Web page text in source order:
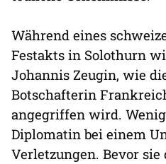
Während eines
Festakts in Solothurn
Johannis Zeugin, wie
Botschafterin
angegriffen wird.
Diplomatin bei einem
Verletzungen. Bevor sie